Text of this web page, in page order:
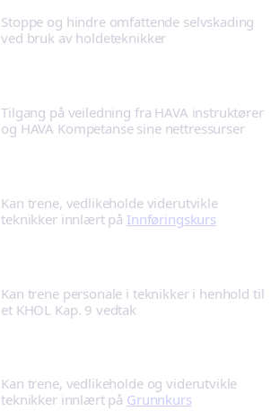
Stoppe og hindre omfattende selvskading
ved bruk av holdeteknikker
Tilgang på veiledning fra HAVA instruktører
og HAVA Kompetanse sine nettressurser
Kan trene, vedlikeholde viderutvikle
teknikker innlært på Innføringskurs
Kan trene personale i teknikker i henhold til
et KHOL Kap. 9 vedtak
Kan trene, vedlikeholde og viderutvikle
teknikker innlært på Grunnkurs